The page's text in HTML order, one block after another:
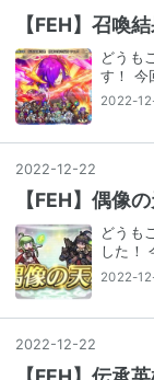
【FEH】召喚
どうも
す！
2022-
2022-12-22
【FEH】偶像
どうも
した！
2022-
2022-12-22